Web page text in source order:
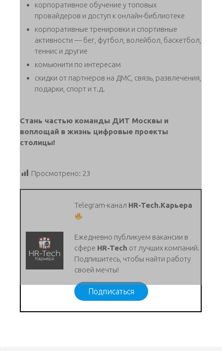
корпоративное обучение у топовых
провайдеров и доступ к онлайн-библиотеке
корпоративные тренировки и спортивные
активности — бег, футбол, волейбол, баскетбол,
теннис и другие
комьюнити по интересам
скидки от партнеров на ДМС, связь, развлечения,
подарки, спорт и т.д.
Стань частью команды ДИТ Москвы и
воплощай в жизнь цифровые проекты
столицы!
Просмотрено: 23
Telegram-канал HR-Tech.Карьера
Ежедневно публикуем вакансии в
сфере HR-Tech от лучших компаний.
Подпишитесь, чтобы найти работу
своей мечты!
Подписаться